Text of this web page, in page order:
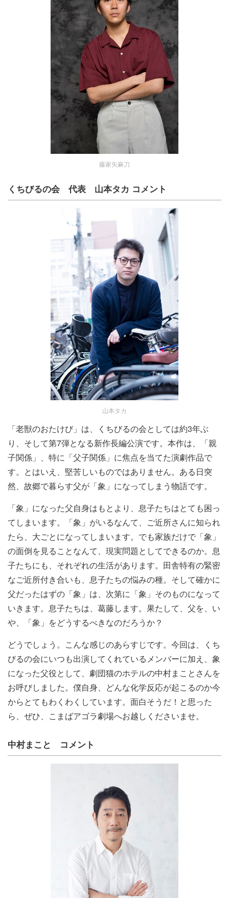
藤家矢麻刀
くちびるの会 代表 山本タカ コメント
山本タカ
「老獣のおたけび」は、くちびるの会としては約3年ぶ
り、そして第7弾となる新作長編公演です。本作は、「親
子関係」、特に「父子関係」に焦点を当てた演劇作品で
す。とはいえ、堅苦しいものではありません。ある日突
然、故郷で暮らす父が「象」になってしまう物語です。
「象」になった父自身はもとより、息子たちはとても困っ
てしまいます。「象」がいるなんて、ご近所さんに知られ
たら、大ごとになってしまいます。でも家族だけで「象」
の面倒を見ることなんて、現実問題としてできるのか。息
子たちにも、それぞれの生活があります。田舎特有の緊密
なご近所付き合いも、息子たちの悩みの種。そして確かに
父だったはずの「象」は、次第に「象」そのものになって
いきます。息子たちは、葛藤します。果たして、父を、い
や、「象」をどうするべきなのだろうか？
どうでしょう。こんな感じのあらすじです。今回は、くち
びるの会にいつも出演してくれているメンバーに加え、象
になった父役として、劇団猫のホテルの中村まことさんを
お呼びしました。僕自身、どんな化学反応が起こるのか今
からとてもわくわくしています。面白そうだ！と思った
ら、ぜひ、こまばアゴラ劇場へお越しくださいませ。
中村まこと コメント